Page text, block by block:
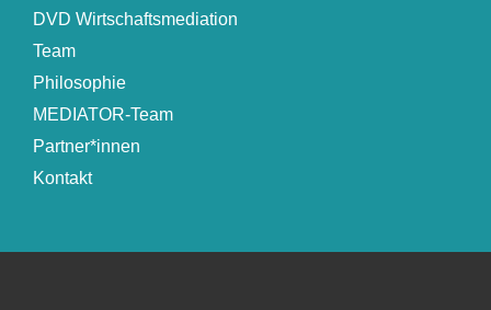
DVD Wirtschaftsmediation
Team
Philosophie
MEDIATOR-Team
Partner*innen
Kontakt